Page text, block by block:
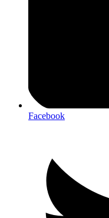
Facebook